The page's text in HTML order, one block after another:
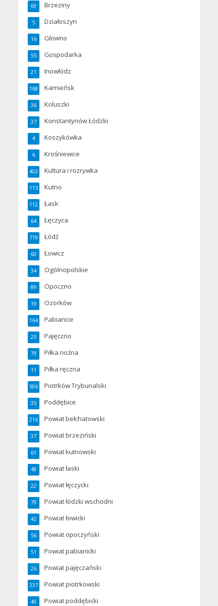
Brzeziny
69
Działoszyn
5
Głowno
16
Gospodarka
55
Inowłódz
21
Kamieńsk
168
Koluszki
36
Konstantynów Łódzki
37
Koszykówka
4
Krośniewice
6
Kultura i rozrywka
402
Kutno
115
Łask
112
Łęczyca
64
Łódź
719
Łowicz
60
Ogólnopolskie
34
Opoczno
89
Ozorków
19
Pabianice
164
Pajęczno
23
Piłka nożna
79
Piłka ręczna
11
Piotrków Trybunalski
506
Poddębice
35
Powiat bełchatowski
216
Powiat brzeziński
37
Powiat kutnowski
61
Powiat łaski
48
Powiat łęczycki
22
Powiat łódzki wschodni
79
Powiat łowicki
42
Powiat opoczyński
56
Powiat pabianicki
51
Powiat pajęczański
26
Powiat piotrkowski
337
Powiat poddębicki
40